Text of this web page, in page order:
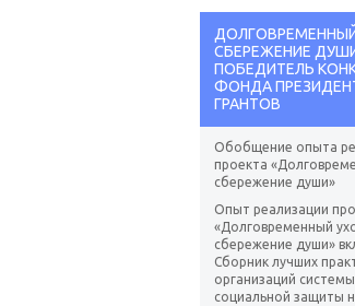
СБЕРЕЖЕНИЕ
ПОБЕДИТЕЛЬ
ФОНДА
ГРАНТОВ
Обобщение опыта
проекта
сбережение души»
Опыт реализации
«Долговременный
сбережение души»
Сборник лучших
организаций системы
социальной защиты